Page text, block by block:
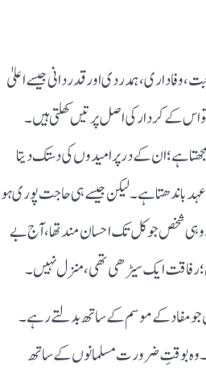
وفاداری، ہمدردی اور قدردانی جیسے اعلیٰ
اس کے کردار کی اصل پرتیں کھلتی ہیں۔
ہے؛ ان کے در پر امیدوں کی دستک دیتا
باندھتا ہے۔ لیکن جیسے ہی حاجت پوری ہو
وہی شخص جو کل تک احسان مند تھا، آج بے
رفاقت ایک سیڑھی تھی، منزل نہیں۔
ہیں جو مفاد کے موسم کے ساتھ بدلتے رہے۔
وہ بوقتِ ضرورت مسلمانوں کے ساتھ